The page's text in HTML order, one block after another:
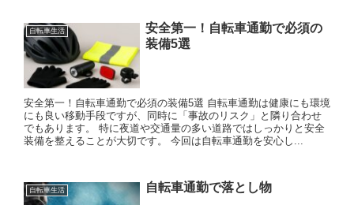
自転車生活
安全第一！自転車通勤で必須の
装備5選
安全第一！自転車通勤で必須の装備5選 自転車通勤は健康にも環境
にも良い移動手段ですが、同時に「事故のリスク」と隣り合わせ
でもあります。 特に夜道や交通量の多い道路ではしっかりと安全
装備を整えることが大切です。 今回は自転車通勤を安心し...
自転車生活 自転車通勤で落とし物